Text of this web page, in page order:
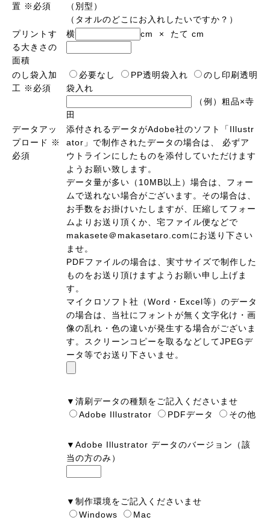
置 ※必須
（別型）
（タオルのどこにお入れしたいですか？）
プリントす
る大きさの
面積
横 cm × たて cm
のし袋入加
工 ※必須
必要なし PP透明袋入れ
のし印刷透明
袋入れ
（例）粗品×寺
田
データアッ
プロード
※
必須
添付されるデータがAdobe社のソフト「Illustr
ator」で制作されたデータの場合は、 必ずア
ウトラインにしたものを添付していただけます
ようお願い致します。
データ量が多い（10MB以上）場合は、フォー
ムで送れない場合がございます。その場合は、
お手数をお掛けいたしますが、圧縮してフォー
ムよりお送り頂くか、宅ファイル便などで
makasete＠makasetaro.comにお送り下さい
ませ。
PDFファイルの場合は、実寸サイズで制作した
ものをお送り頂けますようお願い申し上げま
す。
マイクロソフト社（Word・Excel等）のデータ
の場合は、当社にフォントが無く文字化け・画
像の乱れ・色の違いが発生する場合がございま
す。スクリーンコピーを取るなどしてJPEGデ
ータ等でお送り下さいませ。
▼清刷データの種類をご記入くださいませ
Adobe Illustrator
PDFデータ その他
▼Adobe Illustrator データのバージョン（該
当の方のみ）
▼制作環境をご記入くださいませ
Windows
Mac